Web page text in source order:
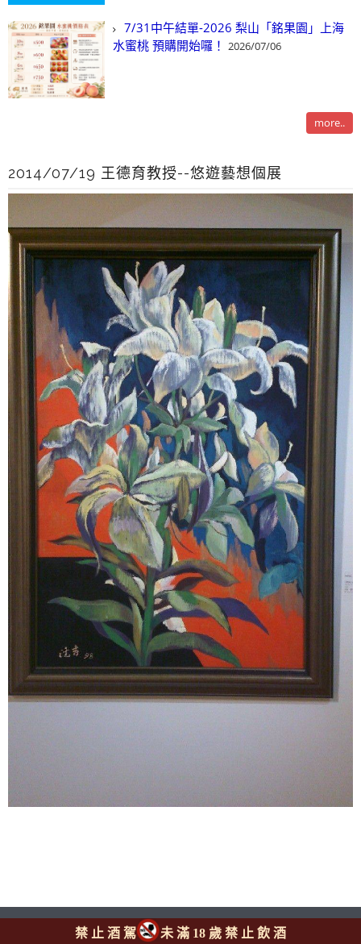
7/31中午結單-2026 梨山「銘果園」上海
水蜜桃 預購開始囉！ 2026/07/06
more..
2014/07/19 王德育教授--悠遊藝想個展
禁 止 酒 駕 未 滿 18 歲 禁 止 飲 酒